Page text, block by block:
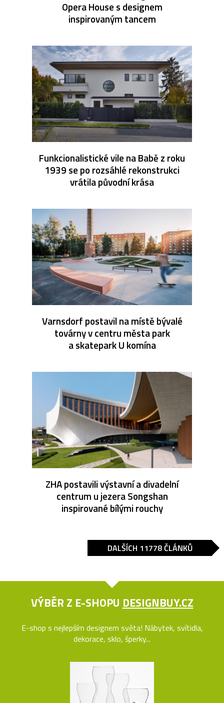
Opera House s designem
inspirovaným tancem
Funkcionalistické vile na Babě z roku
1939 se po rozsáhlé rekonstrukci
vrátila původní krása
Varnsdorf postavil na místě bývalé
továrny v centru města park
a skatepark U komína
ZHA postavili výstavní a divadelní
centrum u jezera Songshan
inspirované bílými rouchy
DALŠÍCH 11778 ČLÁNKŮ
VÝBĚR Z E-SHOPU DESIGNBUY.CZ
E-shop s nejlepším designem světa! Nábytek, svítidla,
dekorace, sklo, šperky...